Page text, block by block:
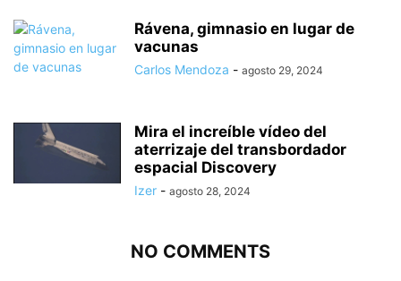
Rávena, gimnasio en lugar de
vacunas
Carlos Mendoza - agosto 29, 2024
Mira el increíble vídeo del
aterrizaje del transbordador
espacial Discovery
Izer - agosto 28, 2024
NO COMMENTS